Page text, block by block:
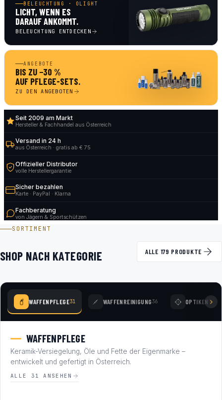
BELEUCHTUNG · OLIGHT
LICHT, WENN ES
DARAUF ANKOMMT.
BELEUCHTUNG ENTDECKEN
ANGEBOTE
BIS ZU −30 %
AUF PFLEGE-SETS.
ZU DEN ANGEBOTEN
Seit 2009 am Markt
Hersteller & Fachhandel aus Österreich
Versand in 24 h
aus Österreich · gratis ab € 75
Offizieller Distributor
volle Herstellergarantie
Sicher bezahlen
Karte · PayPal · Klarna
Fachberatung
von Jägern & Sportschützen
SORTIMENT
SHOP NACH KATEGORIE ALLE 179 PRODUKTE
WAFFENPFLEGE31 WAFFENREINIGUNG36 OPTIKEN 78
WAFFENPFLEGE
Keramik-Versiegelung, Öle und Fette der Eigenmarke –
entwickelt und gefertigt in Österreich.
ALLE 31 ANSEHEN